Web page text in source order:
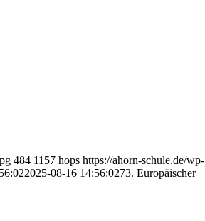
484 1157 hops https://ahorn-schule.de/wp-
2025-08-16 14:56:0273. Europäischer